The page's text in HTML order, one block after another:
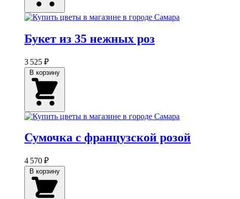
Букет из 35 нежных роз
3 525 ₽
Сумочка с французской розой
4 570 ₽